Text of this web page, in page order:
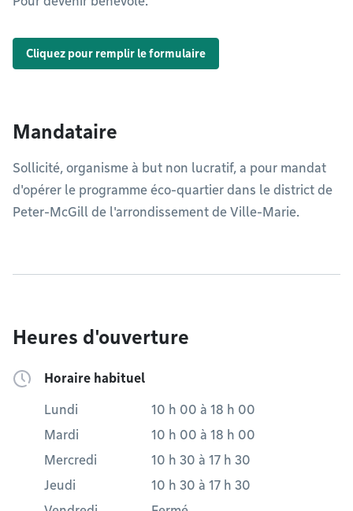
Cliquez pour remplir le formulaire
Mandataire
Sollicité, organisme à but non lucratif, a pour mandat
d'opérer le programme éco-quartier dans le district de
Peter-McGill de l'arrondissement de Ville-Marie.
Heures d'ouverture
Horaire habituel
Lundi 10 h 00 à 18 h 00
Mardi
10 h 00 à 18 h 00
Mercredi
10 h 30 à 17 h 30
Jeudi
10 h 30 à 17 h 30